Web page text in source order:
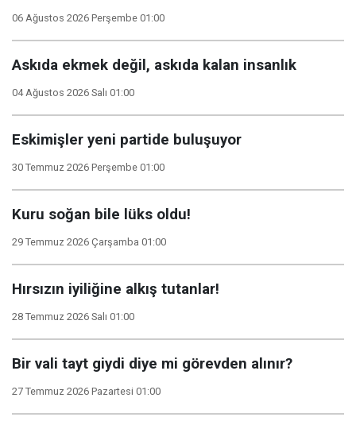
06 Ağustos 2026 Perşembe 01:00
Askıda ekmek değil, askıda kalan insanlık
04 Ağustos 2026 Salı 01:00
Eskimişler yeni partide buluşuyor
30 Temmuz 2026 Perşembe 01:00
Kuru soğan bile lüks oldu!
29 Temmuz 2026 Çarşamba 01:00
Hırsızın iyiliğine alkış tutanlar!
28 Temmuz 2026 Salı 01:00
Bir vali tayt giydi diye mi görevden alınır?
27 Temmuz 2026 Pazartesi 01:00